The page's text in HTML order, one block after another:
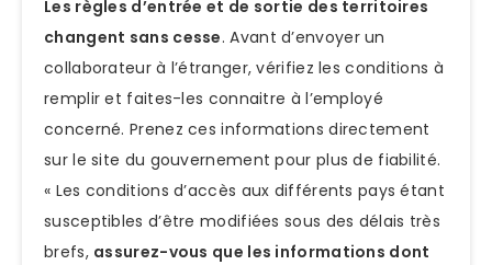
Les règles d’entrée et de sortie des territoires
changent sans cesse. Avant d’envoyer un
collaborateur à l’étranger, vérifiez les conditions à
remplir et faites-les connaitre à l’employé
concerné. Prenez ces informations directement
sur le site du gouvernement pour plus de fiabilité.
« Les conditions d’accès aux différents pays étant
susceptibles d’être modifiées sous des délais très
brefs, assurez-vous que les informations dont